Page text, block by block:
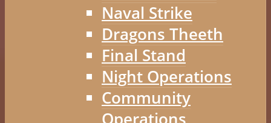
Naval Strike
Dragons Theeth
Final Stand
Night Operations
Community